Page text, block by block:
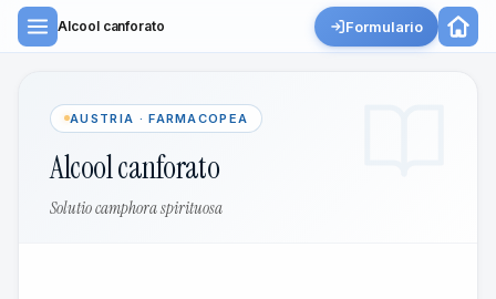
Alcool canforato Formulario
AUSTRIA · FARMACOPEA
Alcool canforato
Solutio camphora spirituosa